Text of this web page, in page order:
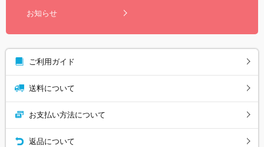
お知らせ
ご利用ガイド
送料について
お支払い方法について
返品について